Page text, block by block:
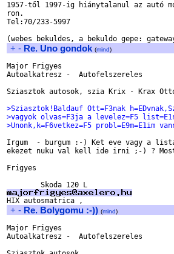
1957-től 1997-ig hiánytalanul az autó
ron.
Tel:70/233-5997
+ - Re. Uno gondok (mind)
Major Frigyes
Autoalkatresz -  Autofelszereles
Sziasztok autosok, szia Krix - Krax
>Sziasztok!Baldauf Ott=F3nak
>vagyok olvas=F3ja a levelez=F5
>Unonk,k=F6vetkez=F5 probl=E9m=E1im
Irgum  - burgum :-) Ket eve vagy a
ekezet nuku val kell ide irni ;-) ? Most
Frigyes
+ - Re. Bolygomu :-)) (mind)
Major Frigyes
Autoalkatresz -  Autofelszereles